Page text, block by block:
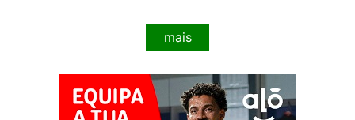
mais